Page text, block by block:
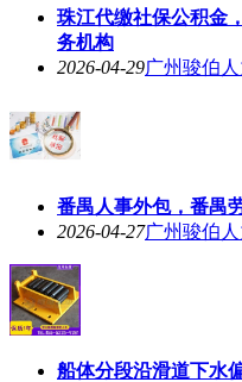
珠江代缴社保公积金
务机构
2026-04-29广州骏伯
番禺人事外包，番禺
2026-04-27广州骏伯
船体分段沿滑道下水